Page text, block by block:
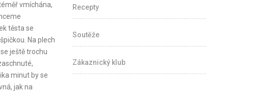
vmíchána,
těsta se
Na plech
ještě trochu
minut by se
jak na
Recepty
Soutěže
Zákaznický klub